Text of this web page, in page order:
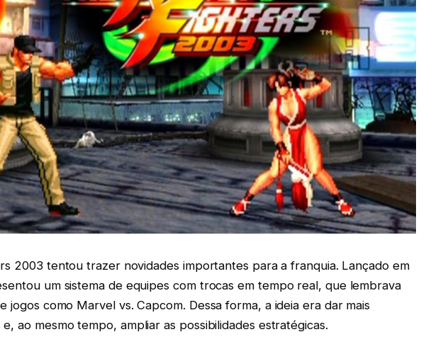
2003 tentou trazer novidades importantes para a franquia. Lançado em
um sistema de equipes com trocas em tempo real, que lembrava
jogos como Marvel vs. Capcom. Dessa forma, a ideia era dar mais
e, ao mesmo tempo, ampliar as possibilidades estratégicas.